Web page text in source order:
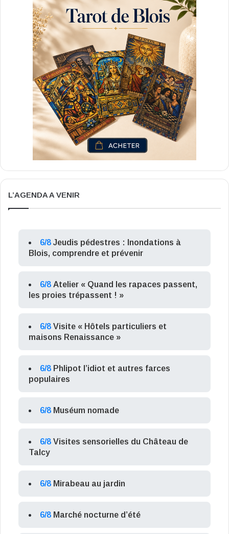
L’AGENDA A VENIR
6/8 Jeudis pédestres : Inondations à
Blois, comprendre et prévenir
6/8 Atelier « Quand les rapaces passent,
les proies trépassent ! »
6/8 Visite « Hôtels particuliers et
maisons Renaissance »
6/8 Phlipot l’idiot et autres farces
populaires
6/8 Muséum nomade
6/8 Visites sensorielles du Château de
Talcy
6/8 Mirabeau au jardin
6/8 Marché nocturne d’été